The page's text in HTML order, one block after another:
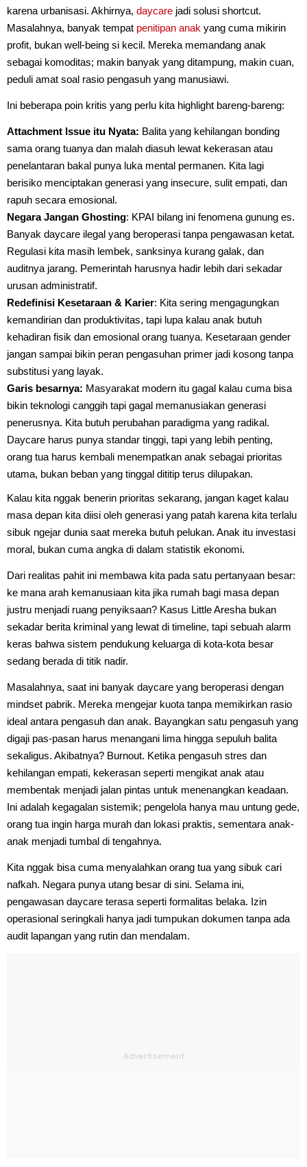
karena urbanisasi. Akhirnya, daycare jadi solusi shortcut.
Masalahnya, banyak tempat penitipan anak yang cuma mikirin
profit, bukan well-being si kecil. Mereka memandang anak
sebagai komoditas; makin banyak yang ditampung, makin cuan,
peduli amat soal rasio pengasuh yang manusiawi.
Ini beberapa poin kritis yang perlu kita highlight bareng-bareng:
Attachment Issue itu Nyata: Balita yang kehilangan bonding
sama orang tuanya dan malah diasuh lewat kekerasan atau
penelantaran bakal punya luka mental permanen. Kita lagi
berisiko menciptakan generasi yang insecure, sulit empati, dan
rapuh secara emosional.
Negara Jangan Ghosting: KPAI bilang ini fenomena gunung es.
Banyak daycare ilegal yang beroperasi tanpa pengawasan ketat.
Regulasi kita masih lembek, sanksinya kurang galak, dan
auditnya jarang. Pemerintah harusnya hadir lebih dari sekadar
urusan administratif.
Redefinisi Kesetaraan & Karier: Kita sering mengagungkan
kemandirian dan produktivitas, tapi lupa kalau anak butuh
kehadiran fisik dan emosional orang tuanya. Kesetaraan gender
jangan sampai bikin peran pengasuhan primer jadi kosong tanpa
substitusi yang layak.
Garis besarnya: Masyarakat modern itu gagal kalau cuma bisa
bikin teknologi canggih tapi gagal memanusiakan generasi
penerusnya. Kita butuh perubahan paradigma yang radikal.
Daycare harus punya standar tinggi, tapi yang lebih penting,
orang tua harus kembali menempatkan anak sebagai prioritas
utama, bukan beban yang tinggal dititip terus dilupakan.
Kalau kita nggak benerin prioritas sekarang, jangan kaget kalau
masa depan kita diisi oleh generasi yang patah karena kita terlalu
sibuk ngejar dunia saat mereka butuh pelukan. Anak itu investasi
moral, bukan cuma angka di dalam statistik ekonomi.
Dari realitas pahit ini membawa kita pada satu pertanyaan besar:
ke mana arah kemanusiaan kita jika rumah bagi masa depan
justru menjadi ruang penyiksaan? Kasus Little Aresha bukan
sekadar berita kriminal yang lewat di timeline, tapi sebuah alarm
keras bahwa sistem pendukung keluarga di kota-kota besar
sedang berada di titik nadir.
Masalahnya, saat ini banyak daycare yang beroperasi dengan
mindset pabrik. Mereka mengejar kuota tanpa memikirkan rasio
ideal antara pengasuh dan anak. Bayangkan satu pengasuh yang
digaji pas-pasan harus menangani lima hingga sepuluh balita
sekaligus. Akibatnya? Burnout. Ketika pengasuh stres dan
kehilangan empati, kekerasan seperti mengikat anak atau
membentak menjadi jalan pintas untuk menenangkan keadaan.
Ini adalah kegagalan sistemik; pengelola hanya mau untung gede,
orang tua ingin harga murah dan lokasi praktis, sementara anak-
anak menjadi tumbal di tengahnya.
Kita nggak bisa cuma menyalahkan orang tua yang sibuk cari
nafkah. Negara punya utang besar di sini. Selama ini,
pengawasan daycare terasa seperti formalitas belaka. Izin
operasional seringkali hanya jadi tumpukan dokumen tanpa ada
audit lapangan yang rutin dan mendalam.